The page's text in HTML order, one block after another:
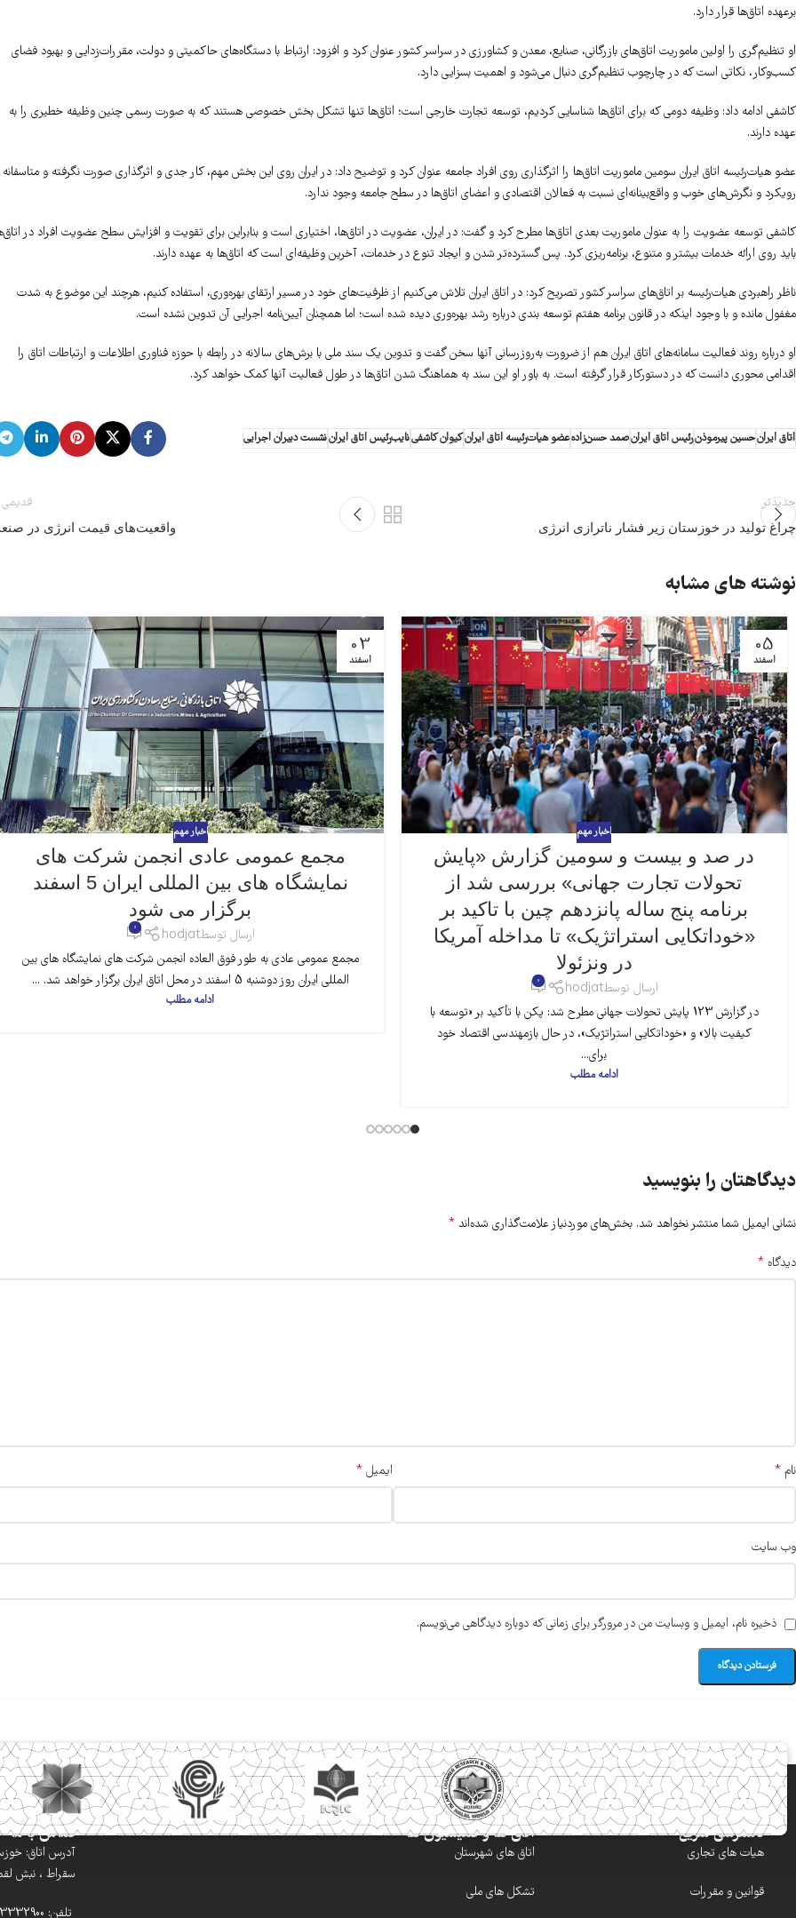
برعهده اتاق‌ها قرار دارد.
او تنظیم‌گری را اولین ماموریت اتاق‌های بازرگانی، صنایع، معدن و کشاورزی در سراسر کشور عنوان کرد و افزود: ارتباط با دستگاه‌های حاکمیتی و دولت، مقررات‌زدایی و بهبود فضای
کسب‌وکار، نکاتی است که در چارچوب تنظیم‌گری دنبال می‌شود و اهمیت بسزایی دارد.
کاشفی ادامه داد: وظیفه دومی که برای اتاق‌ها شناسایی کردیم، توسعه تجارت خارجی است؛ اتاق‌ها تنها تشکل بخش خصوصی هستند که به صورت رسمی چنین وظیفه خطیری را به
عهده دارند.
عضو هیات‌رئیسه اتاق ایران سومین ماموریت اتاق‌ها را اثرگذاری روی افراد جامعه عنوان کرد و توضیح داد: در ایران روی این بخش مهم، کار جدی و اثرگذاری صورت نگرفته و متاسفانه
رویکرد و نگرش‌های خوب و واقع‌بینانه‌ای نسبت به فعالان اقتصادی و اعضای اتاق‌ها در سطح جامعه وجود ندارد.
کاشفی توسعه عضویت را به عنوان ماموریت بعدی اتاق‌ها مطرح کرد و گفت: در ایران، عضویت در اتاق‌ها، اختیاری است و بنابراین برای تقویت و افزایش سطح عضویت افراد در
باید روی ارائه خدمات بیشتر و متنوع، برنامه‌ریزی کرد. پس گسترده‌تر شدن و ایجاد تنوع در خدمات، آخرین وظیفه‌ای است که اتاق‌ها به عهده دارند.
ناظر راهبردی هیات‌رئیسه بر اتاق‌های سراسر کشور تصریح کرد: در اتاق ایران تلاش می‌کنیم از ظرفیت‌های خود در مسیر ارتقای بهره‌وری، استفاده کنیم، هرچند این موضوع به شدت
مغفول مانده و با وجود اینکه در قانون برنامه هفتم توسعه بندی درباره رشد بهره‌وری دیده شده است؛ اما همچنان آیین‌نامه اجرایی آن تدوین نشده است.
او درباره روند فعالیت سامانه‌های اتاق ایران هم از ضرورت به‌روزرسانی آنها سخن گفت و تدوین یک سند ملی با برش‌های سالانه در رابطه با حوزه فناوری اطلاعات و ارتباطات اتاق را
اقدامی محوری دانست که در دستورکار قرار گرفته است. به باور او این سند به هماهنگ شدن اتاق‌ها در طول فعالیت آنها کمک خواهد کرد.
اتاق ایرانحسین پیرموذنرئیس اتاق ایرانصمد حسن‌زادهعضو هیات‌رئیسه اتاق ایرانکیوان کاشفینایب‌رئیس اتاق ایراننشست دبیران اجرایی
جدیدتر
چراغ تولید در خوزستان زیر فشار ناترازی انرژی
قدیمی
واقعیت‌های قیمت انرژی در
نوشته های مشابه
05
اسفند
اخبار مهم
در صد و بیست و سومین گزارش «پایش
تحولات تجارت جهانی» بررسی شد از
برنامه پنج ساله پانزدهم چین با تاکید بر
«خوداتکایی استراتژیک» تا مداخله آمریکا
در ونزئولا
ارسال توسطhodjat
0
در گزارش 123 پایش تحولات جهانی مطرح شد: پکن با تأکید بر «توسعه با
کیفیت بالا» و «خوداتکایی استراتژیک»، در حال بازمهندسی اقتصاد خود
برای...
ادامه مطلب
03
اسفند
اخبار مهم
مجمع عمومی عادی انجمن شرکت های
نمایشگاه های بین المللی ایران 5 اسفند
برگزار می شود
ارسال توسطhodjat
0
مجمع عمومی عادی به طور فوق العاده انجمن شرکت های نمایشگاه های بین
المللی ایران روز دوشنبه 5 اسفند در محل اتاق ایران برگزار خواهد شد. ...
ادامه مطلب
دیدگاهتان را بنویسید
نشانی ایمیل شما منتشر نخواهد شد. بخش‌های موردنیاز علامت‌گذاری شده‌اند *
دیدگاه *
نام * ایمیل*
وب‌ سایت
ذخیره نام، ایمیل و وبسایت من در مرورگر برای زمانی که دوباره دیدگاهی می‌نویسم.
دسترسی سریع
هیات های تجاری
قوانین و مقررات
اتاق ها و کمیسیون ها
اتاق های شهرستان
تشکل های ملی
تماس با ما
آدرس اتاق:
سقراط ، نبش